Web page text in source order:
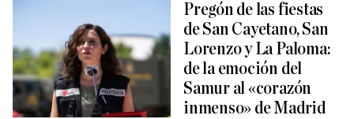
Pregón de las fiestas
de San Cayetano, San
Lorenzo y La Paloma:
de la emoción del
Samur al «corazón
inmenso» de Madrid